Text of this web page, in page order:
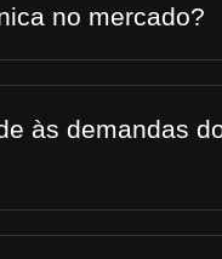
no mercado?
às demandas